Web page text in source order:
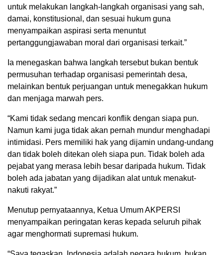
untuk melakukan langkah-langkah organisasi yang sah,
damai, konstitusional, dan sesuai hukum guna
menyampaikan aspirasi serta menuntut
pertanggungjawaban moral dari organisasi terkait.”
Ia menegaskan bahwa langkah tersebut bukan bentuk
permusuhan terhadap organisasi pemerintah desa,
melainkan bentuk perjuangan untuk menegakkan hukum
dan menjaga marwah pers.
“Kami tidak sedang mencari konflik dengan siapa pun.
Namun kami juga tidak akan pernah mundur menghadapi
intimidasi. Pers memiliki hak yang dijamin undang-undang
dan tidak boleh ditekan oleh siapa pun. Tidak boleh ada
pejabat yang merasa lebih besar daripada hukum. Tidak
boleh ada jabatan yang dijadikan alat untuk menakut-
nakuti rakyat.”
Menutup pernyataannya, Ketua Umum AKPERSI
menyampaikan peringatan keras kepada seluruh pihak
agar menghormati supremasi hukum.